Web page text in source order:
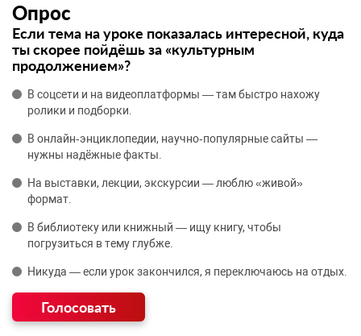
Опрос
Если тема на уроке показалась интересной, куда
ты скорее пойдёшь за «культурным
продолжением»?
В соцсети и на видеоплатформы — там быстро нахожу
ролики и подборки.
В онлайн‑энциклопедии, научно‑популярные сайты —
нужны надёжные факты.
На выставки, лекции, экскурсии — люблю «живой»
формат.
В библиотеку или книжный — ищу книгу, чтобы
погрузиться в тему глубже.
Никуда — если урок закончился, я переключаюсь на отдых.